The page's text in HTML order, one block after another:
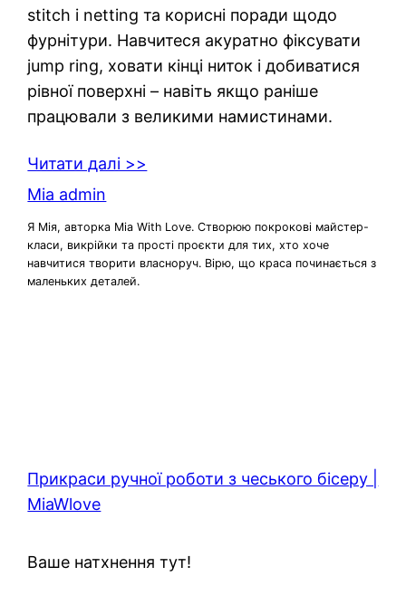
stitch і netting та корисні поради щодо
фурнітури. Навчитеся акуратно фіксувати
jump ring, ховати кінці ниток і добиватися
рівної поверхні – навіть якщо раніше
працювали з великими намистинами.
Читати далі >>
Mia admin
Я Мія, авторка Mia With Love. Створюю покрокові майстер-
класи, викрійки та прості проєкти для тих, хто хоче
навчитися творити власноруч. Вірю, що краса починається з
маленьких деталей.
Прикраси ручної роботи з чеського бісеру |
MiaWlove
Ваше натхнення тут!